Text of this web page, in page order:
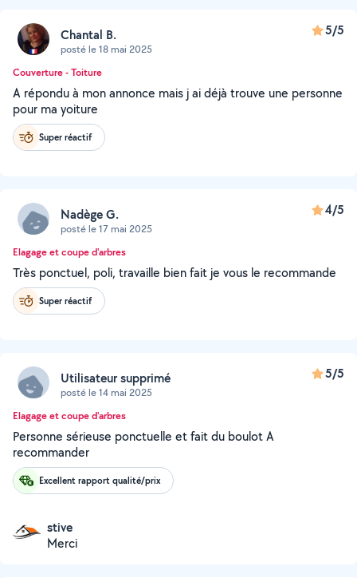
Chantal B.
posté le 18 mai 2025
5/5
Couverture - Toiture
A répondu à mon annonce mais j ai déjà trouve une personne
pour ma yoiture
Super réactif
Nadège G.
posté le 17 mai 2025
4/5
Elagage et coupe d'arbres
Très ponctuel, poli, travaille bien fait je vous le recommande
Super réactif
Utilisateur supprimé
posté le 14 mai 2025
5/5
Elagage et coupe d'arbres
Personne sérieuse ponctuelle et fait du boulot A
recommander
Excellent rapport qualité/prix
stive
Merci